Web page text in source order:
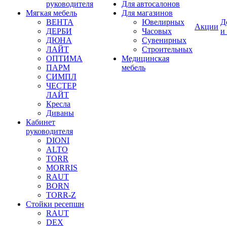
руководителя
Мягкая мебель
ВЕНТА
ДЕРБИ
ДЮНА
ЛАЙТ
ОПТИМА
ПАРМ
СИМПЛ
ЧЕСТЕР
ЛАЙТ
Кресла
Диваны
Кабинет
руководителя
DIONI
ALTO
TORR
MORRIS
RAUT
BORN
TORR-Z
Стойки ресепшн
RAUT
DEX
Для автосалонов
Для магазинов
Ювелирных
Часовых
Сувенирных
Строительных
Медицинская
мебель
Акции
и